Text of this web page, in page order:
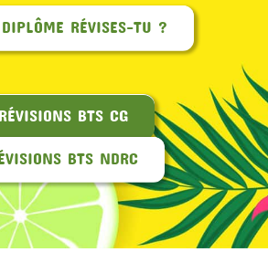
RÉVISES-TU ?
RÉVISIONS BTS CG
BTS NDRC